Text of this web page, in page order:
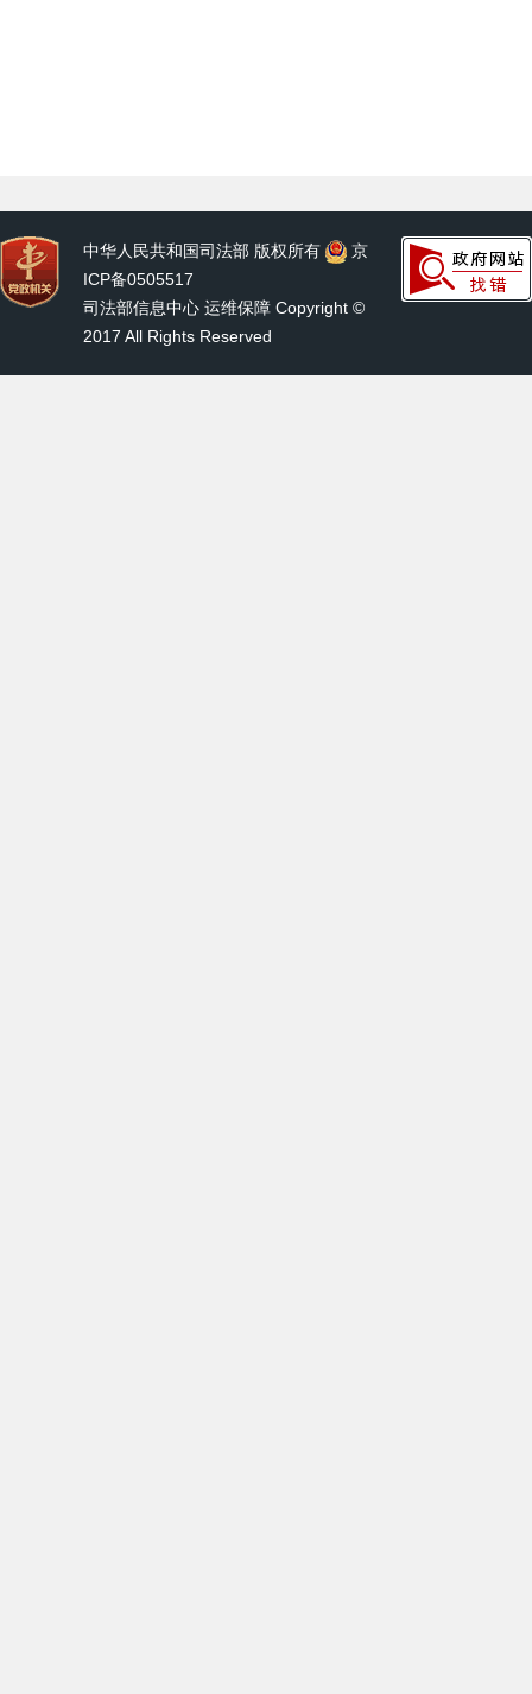
中华人民共和国司法部 版权所有
京
ICP备0505517
司法部信息中心 运维保障 Copyright ©
2017 All Rights Reserved